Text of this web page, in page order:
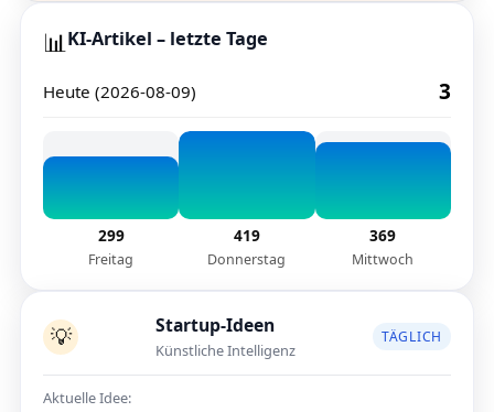
📊KI-Artikel – letzte Tage
Heute (2026-08-09) 3
299
Freitag
419
Donnerstag
369
Mittwoch
💡 Startup-Ideen
Künstliche Intelligenz
TÄGLICH
Aktuelle Idee: